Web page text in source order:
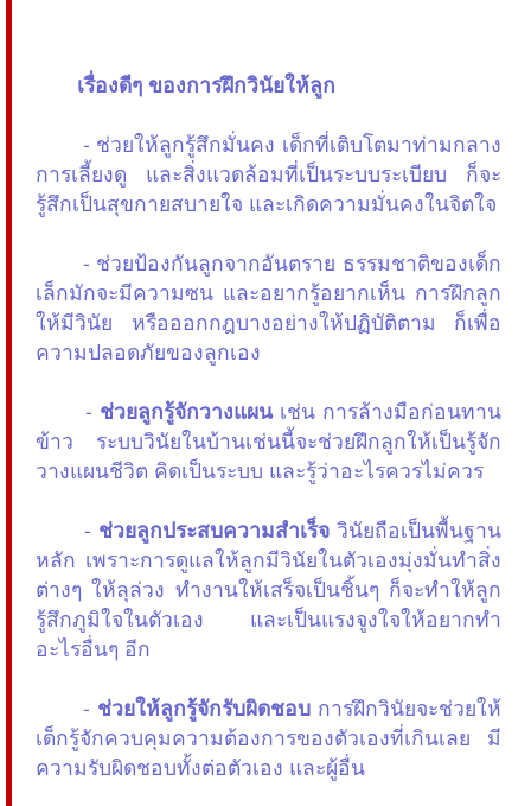
เรื่องดีๆ ของการฝึกวินัยให้ลูก
- ช่วยให้ลูกรู้สึกมั่นคง เด็กที่เติบโตมาท่ามกลาง
การเลี้ยงดู และสิ่งแวดล้อมที่เป็นระบบระเบียบ ก็จะ
รู้สึกเป็นสุขกายสบายใจ และเกิดความมั่นคงในจิตใจ
- ช่วยป้องกันลูกจากอันตราย ธรรมชาติของเด็ก
เล็กมักจะมีความซน และอยากรู้อยากเห็น การฝึกลูก
ให้มีวินัย หรือออกกฎบางอย่างให้ปฏิบัติตาม ก็เพื่อ
ความปลอดภัยของลูกเอง
- ช่วยลูกรู้จักวางแผนเช่น การล้างมือก่อนทาน
ข้าว ระบบวินัยในบ้านเช่นนี้จะช่วยฝึกลูกให้เป็นรู้จัก
วางแผนชีวิต คิดเป็นระบบ และรู้ว่าอะไรควรไม่ควร
- ช่วยลูกประสบความสำเร็จ วินัยถือเป็นพื้นฐาน
หลัก เพราะการดูแลให้ลูกมีวินัยในตัวเองมุ่งมั่นทำสิ่ง
ต่างๆ ให้ลุล่วง ทำงานให้เสร็จเป็นชิ้นๆ ก็จะทำให้ลูก
รู้สึกภูมิใจในตัวเอง และเป็นแรงจูงใจให้อยากทำ
อะไรอื่นๆ อีก
- ช่วยให้ลูกรู้จักรับผิดชอบ การฝึกวินัยจะช่วยให้
เด็กรู้จักควบคุมความต้องการของตัวเองที่เกินเลย มี
ความรับผิดชอบทั้งต่อตัวเอง และผู้อื่น